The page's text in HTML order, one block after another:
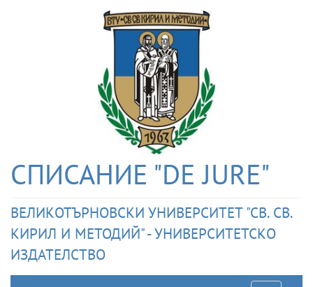
СПИСАНИЕ "DE JURE"
ВЕЛИКОТЪРНОВСКИ УНИВЕРСИТЕТ "СВ. СВ.
КИРИЛ И МЕТОДИЙ" - УНИВЕРСИТЕТСКО
ИЗДАТЕЛСТВО